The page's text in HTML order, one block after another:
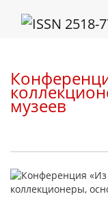
Конференция о
музеев